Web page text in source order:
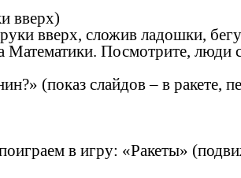
вверх)
вверх, сложив ладошки,
Посмотрите, люди
(показ слайдов – в ракете,
в игру: «Ракеты»